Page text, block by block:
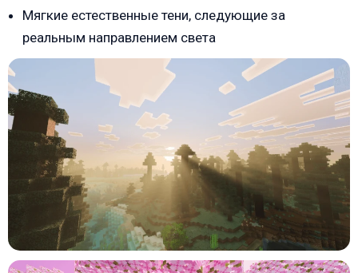
Мягкие естественные тени, следующие за
реальным направлением света